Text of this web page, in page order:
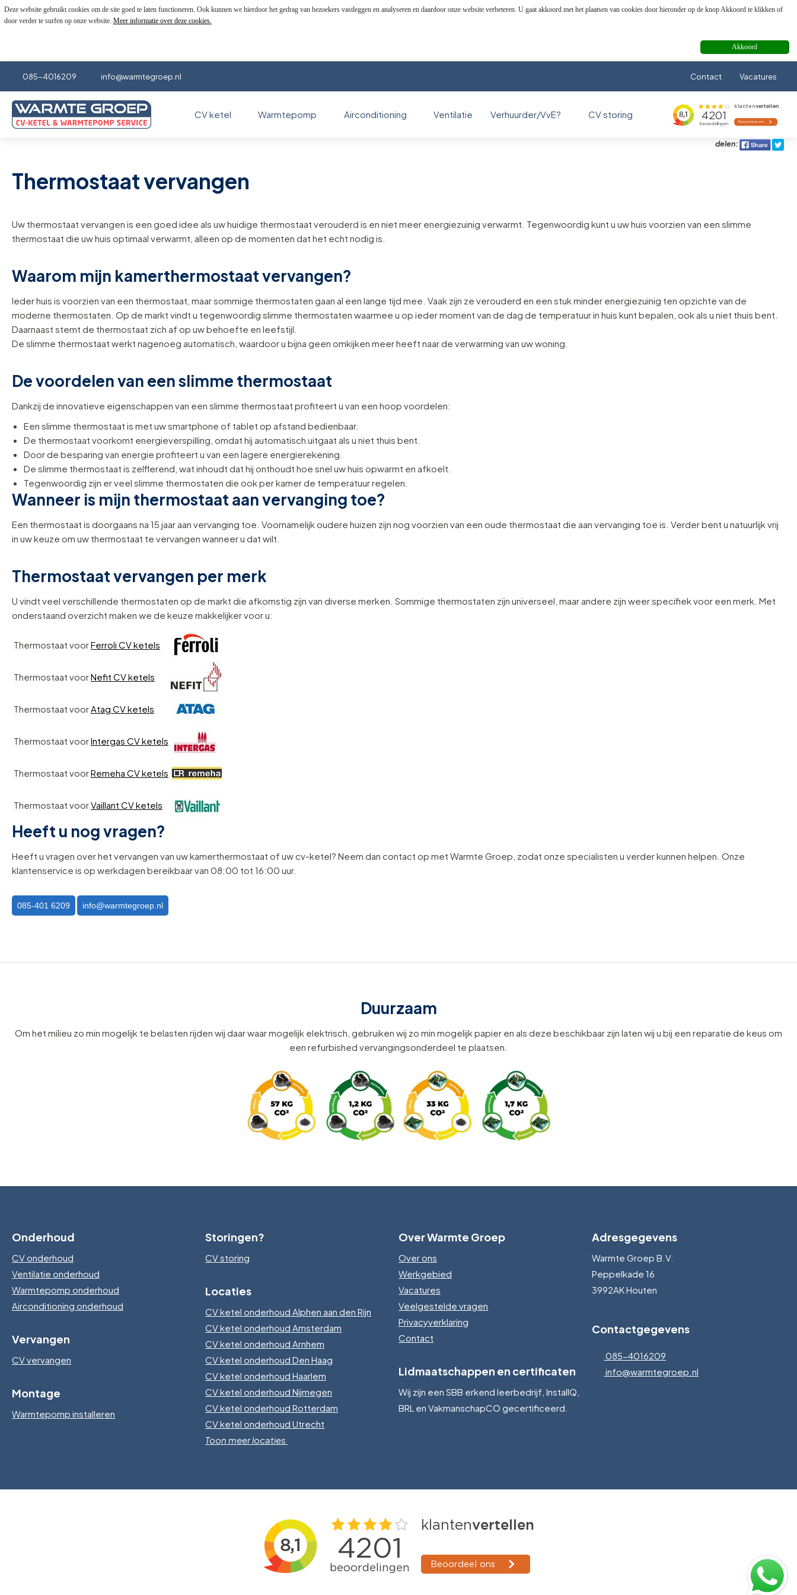
Deze website gebruikt cookies om de site goed te laten functioneren. Ook kunnen we hierdoor het gedrag van bezoekers vastleggen en analyseren en daardoor onze website verbeteren. U gaat akkoord met het plaatsen van cookies door hieronder op de knop Akkoord te klikken of
door verder te surfen op onze website. Meer informatie over deze cookies.
Akkoord
085-4016209 info@warmtegroep.nl Contact Vacatures
CV ketel Warmtepomp Airconditioning Ventilatie Verhuurder/VvE? CV storing
delen:
Thermostaat vervangen
Uw thermostaat vervangen is een goed idee als uw huidige thermostaat verouderd is en niet meer energiezuinig verwarmt. Tegenwoordig kunt u uw huis voorzien van een slimme
thermostaat die uw huis optimaal verwarmt, alleen op de momenten dat het echt nodig is.
Waarom mijn kamerthermostaat vervangen?
Ieder huis is voorzien van een thermostaat, maar sommige thermostaten gaan al een lange tijd mee. Vaak zijn ze verouderd en een stuk minder energiezuinig ten opzichte van de
moderne thermostaten. Op de markt vindt u tegenwoordig slimme thermostaten waarmee u op ieder moment van de dag de temperatuur in huis kunt bepalen, ook als u niet thuis bent.
Daarnaast stemt de thermostaat zich af op uw behoefte en leefstijl.
De slimme thermostaat werkt nagenoeg automatisch, waardoor u bijna geen omkijken meer heeft naar de verwarming van uw woning.
De voordelen van een slimme thermostaat
Dankzij de innovatieve eigenschappen van een slimme thermostaat profiteert u van een hoop voordelen:
Een slimme thermostaat is met uw smartphone of tablet op afstand bedienbaar.
De thermostaat voorkomt energieverspilling, omdat hij automatisch uitgaat als u niet thuis bent.
Door de besparing van energie profiteert u van een lagere energierekening.
De slimme thermostaat is zelflerend, wat inhoudt dat hij onthoudt hoe snel uw huis opwarmt en afkoelt.
Tegenwoordig zijn er veel slimme thermostaten die ook per kamer de temperatuur regelen.
Wanneer is mijn thermostaat aan vervanging toe?
Een thermostaat is doorgaans na 15 jaar aan vervanging toe. Voornamelijk oudere huizen zijn nog voorzien van een oude thermostaat die aan vervanging toe is. Verder bent u natuurlijk vrij
in uw keuze om uw thermostaat te vervangen wanneer u dat wilt.
Thermostaat vervangen per merk
U vindt veel verschillende thermostaten op de markt die afkomstig zijn van diverse merken. Sommige thermostaten zijn universeel, maar andere zijn weer specifiek voor een merk. Met
onderstaand overzicht maken we de keuze makkelijker voor u:
Thermostaat voorFerroli CV ketels
Thermostaat voorNefit CV ketels
Thermostaat voorAtag CV ketels
Thermostaat voorIntergas CV ketels
Thermostaat voorRemeha CV ketels
Thermostaat voorVaillant CV ketels
Heeft u nog vragen?
Heeft u vragen over het vervangen van uw kamerthermostaat of uw cv-ketel? Neem dan contact op met Warmte Groep, zodat onze specialisten u verder kunnen helpen. Onze
klantenservice is op werkdagen bereikbaar van 08:00 tot 16:00 uur.
085-401 6209 info@warmtegroep.nl
Duurzaam
Om het milieu zo min mogelijk te belasten rijden wij daar waar mogelijk elektrisch, gebruiken wij zo min mogelijk papier en als deze beschikbaar zijn laten wij u bij een reparatie de keus om
een refurbished vervangingsonderdeel te plaatsen.
Onderhoud
CV onderhoud
Ventilatie onderhoud
Warmtepomp onderhoud
Airconditioning onderhoud
Vervangen
CV vervangen
Montage
Warmtepomp installeren
Storingen?
CV storing
Locaties
CV ketel onderhoud Alphen aan den Rijn
CV ketel onderhoud Amsterdam
CV ketel onderhoud Arnhem
CV ketel onderhoud Den Haag
CV ketel onderhoud Haarlem
CV ketel onderhoud Nijmegen
CV ketel onderhoud Rotterdam
CV ketel onderhoud Utrecht
Toon meer locaties
Over Warmte Groep
Over ons
Werkgebied
Vacatures
Veelgestelde vragen
Privacyverklaring
Contact
Lidmaatschappen en certificaten
Wij zijn een SBB erkend leerbedrijf, InstallQ,
BRL en VakmanschapCO gecertificeerd.
Adresgegevens
Warmte Groep B.V.
Peppelkade 16
3992AK Houten
Contactgegevens
085-4016209
info@warmtegroep.nl